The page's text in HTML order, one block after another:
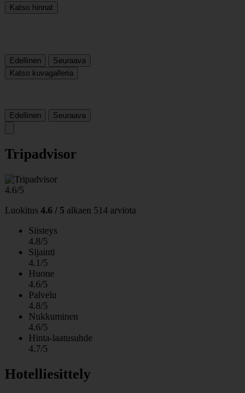
Katso hinnat
Edellinen
Seuraava
Katso kuvagalleria
Edellinen Seuraava
Tripadvisor
4.6/5
Luokitus 4.6 / 5 alkaen 514 arviota
Siisteys
4.8/5
Sijainti
4.1/5
Huone
4.6/5
Palvelu
4.8/5
Nukkuminen
4.6/5
Hinta-laatusuhde
4.7/5
Hotelliesittely